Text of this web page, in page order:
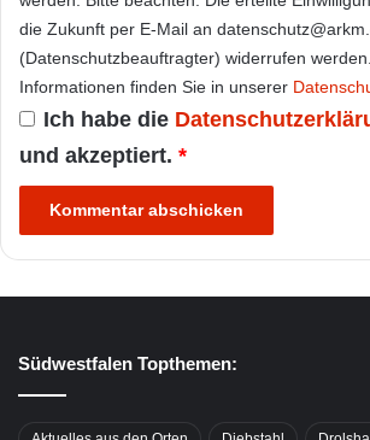
die Zukunft per E-Mail an
(Datenschutzbeauftragter) widerrufen
Informationen finden Sie in unserer
Ich habe die
und akzeptiert. *
Südwestfalen Topthemen: